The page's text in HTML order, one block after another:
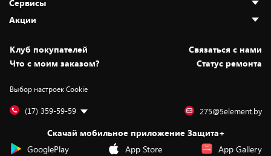
Адреса магазинов
Новости
Статьи и обзоры
Вакансии
Дай пять добру!
Как сделать заказ
Оплата и доставка
Безналичный расчёт
Обмен и возврат товара
Обработка персональных данных
Подарочные карты
Сервисы
Установка техники
Для игровых консолей
Для мобильных устройств
Для компьютеров
Сервисные центры
Акции
Скидки и промокоды
Белорусские товары
Бонусы
Оплата частями
Новинки
Клуб покупателей
Cвязаться с нами
Что с моим заказом?
Статус ремонта
Выбор настроек Cookie
(17) 359-59-59 275@5element.by
Скачай мобильное приложение Защита+
GooglePlay
App Store App Gallery